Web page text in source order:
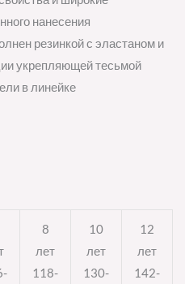
нанесения
резинкой с эластаном и
укрепляющей тесьмой
в линейке
8
лет
118-
10
лет
130-
12
лет
142-